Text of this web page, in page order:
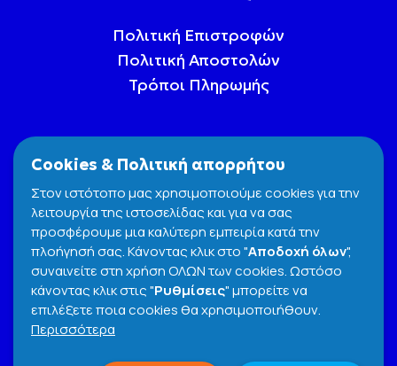
Πολιτική Επιστροφών
Πολιτική Αποστολών
Τρόποι Πληρωμής
Όροι και Προϋποθέσεις
Cookies Policy
Cookies & Πολιτική απορρήτου
Στον ιστότοπο μας χρησιμοποιούμε cookies για την
λειτουργία της ιστοσελίδας και για να σας
προσφέρουμε μια καλύτερη εμπειρία κατά την
πλοήγησή σας. Κάνοντας κλικ στο "Αποδοχή όλων",
συναινείτε στη χρήση ΟΛΩΝ των cookies. Ωστόσο
κάνοντας κλικ στις "Ρυθμίσεις" μπορείτε να
επιλέξετε ποια cookies θα χρησιμοποιήθουν.
Περισσότερα